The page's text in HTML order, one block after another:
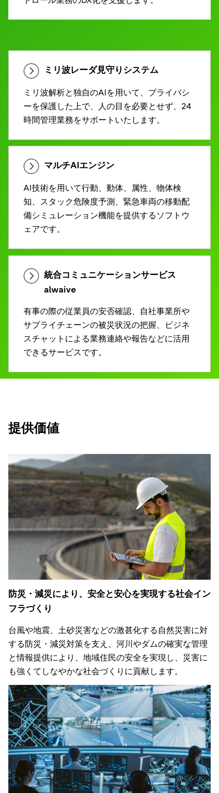
ミリ波レーダ見守りシステム
ミリ波解析と独自のAIを用いて、プライバシ
ーを保護した上で、人の目を必要とせず、24
時間管理業務をサポートいたします。
マルチAIエンジン
AI技術を用いて行動、動体、属性、物体検
知、スタック危険度予測、緊急車両の移動配
備シミュレーション機能を提供するソフトウ
ェアです。
統合コミュニケーションサービス
alwaive
有事の際の従業員の安否確認、自社事業所や
サプライチェーンの被災状況の把握、ビジネ
スチャットによる業務連絡や報告などに活用
できるサービスです。
提供価値
防災・減災により、安全と安心を実現する社会イン
フラづくり
台風や地震、土砂災害などの激甚化する自然災害に対
する防災・減災対策を支え、河川やダムの確実な管理
と情報提供により、地域住民の安全を実現し、災害に
も強くてしなやかな社会づくりに貢献します。